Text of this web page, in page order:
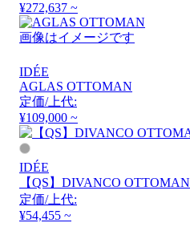
¥272,637 ~
画像はイメージです
IDÉE
AGLAS OTTOMAN
定価/上代:
¥109,000 ~
IDÉE
【QS】DIVANCO OTTOMAN
定価/上代:
¥54,455 ~